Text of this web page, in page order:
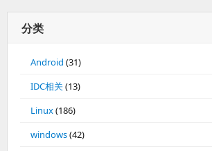
分类
Android (31)
IDC相关(13)
Linux(186)
windows(42)